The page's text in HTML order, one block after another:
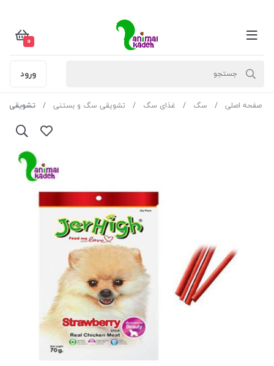
0
ورود
صفحه اصلی سگ غذای سگ تشویقی سگ و بستنی تشویقی